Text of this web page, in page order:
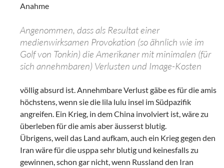
Anahme
Angenommen, dass als Resultat einer
medienwirksamen Provokation (so ähnlich wie im
Golf von Tonkin) die Amerikaner mit minimalen (für
sich annehmbaren) Verlusten und Image-Kosten
völlig absurd ist. Annehmbare Verlust gäbe es für die amis
höchstens, wenn sie die lila lulu insel im Südpazifik
angreifen. Ein Krieg, in dem China involviert ist, wäre zu
überleben für die amis aber äusserst blutig.
Übrigens, weil das Land aufkam, auch ein Krieg gegen den
Iran wäre für die usppa sehr blutig und keinesfalls zu
gewinnen, schon gar nicht, wenn Russland den Iran